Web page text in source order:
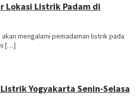
Lokasi Listrik Padam di
mengalami pemadaman listrik pada
[…]
Yogyakarta Senin-Selasa